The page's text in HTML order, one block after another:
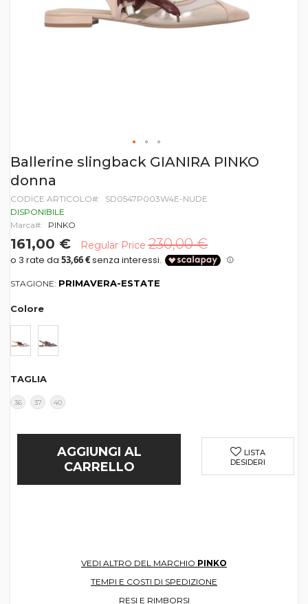
Vai
all'inizio
della
di
immagini
Ballerine slingback GIANIRA PINKO
donna
CODICE ARTICOLO
SD0547P003W4E-NUDE
DISPONIBILE
Marca
PINKO
161,00 € Regular Price 230,00 €
STAGIONE: PRIMAVERA-ESTATE
Colore
TAGLIA
36 37 40
AGGIUNGI AL
CARRELLO
LISTA
DESIDERI
VEDI ALTRO DEL MARCHIO PINKO
TEMPI E COSTI DI SPEDIZIONE
RESI E RIMBORSI